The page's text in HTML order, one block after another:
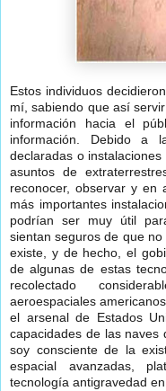
Estos individuos
mí, sabiendo que así
información hacia el
información. Debido a
declaradas o
asuntos de
reconocer, observar y en
más importantes
podrían ser muy útil
sientan seguros de que
existe, y de hecho, el
de algunas de estas
recolectado
aeroespaciales
el arsenal de Estados
capacidades de las naves
soy consciente de la
espacial avanzadas,
tecnología antigravedad